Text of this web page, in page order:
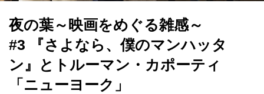
夜の葉～映画をめぐる雑感～
#3 『さよなら、僕のマンハッタ
ン』とトルーマン・カポーティ
「ニューヨーク」